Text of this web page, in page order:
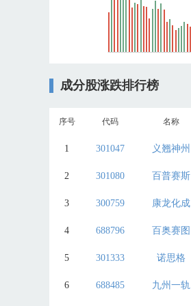
成分股涨跌排行榜
序号 代码 名称
1 301047 义翘神州
2 301080 百普赛斯
3 300759 康龙化成
4 688796 百奥赛图
5 301333 诺思格
6 688485 九州一轨